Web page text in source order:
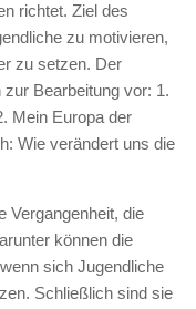
richtet. Ziel des
zu motivieren,
zu setzen. Der
Bearbeitung vor: 1.
Mein Europa der
Wie verändert uns die
Vergangenheit, die
können die
sich Jugendliche
Schließlich sind sie